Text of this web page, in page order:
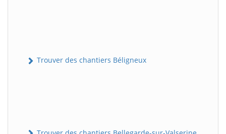
Trouver des chantiers Béligneux